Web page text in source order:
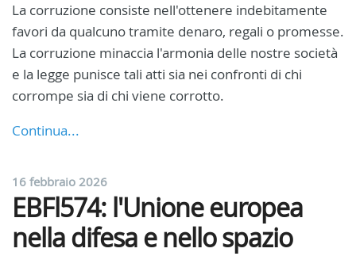
La corruzione consiste nell'ottenere indebitamente
favori da qualcuno tramite denaro, regali o promesse.
La corruzione minaccia l'armonia delle nostre società
e la legge punisce tali atti sia nei confronti di chi
corrompe sia di chi viene corrotto.
Continua...
16 febbraio 2026
EBFl574: l'Unione europea
nella difesa e nello spazio